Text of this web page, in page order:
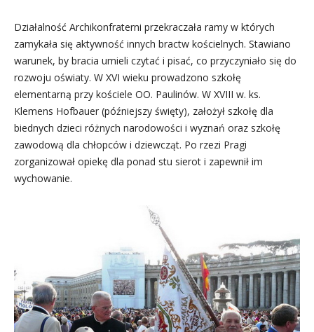
Działalność Archikonfraterni przekraczała ramy w których
zamykała się aktywność innych bractw kościelnych. Stawiano
warunek, by bracia umieli czytać i pisać, co przyczyniało się do
rozwoju oświaty. W XVI wieku prowadzono szkołę
elementarną przy kościele OO. Paulinów. W XVIII w. ks.
Klemens Hofbauer (późniejszy święty), założył szkołę dla
biednych dzieci różnych narodowości i wyznań oraz szkołę
zawodową dla chłopców i dziewcząt. Po rzezi Pragi
zorganizował opiekę dla ponad stu sierot i zapewnił im
wychowanie.